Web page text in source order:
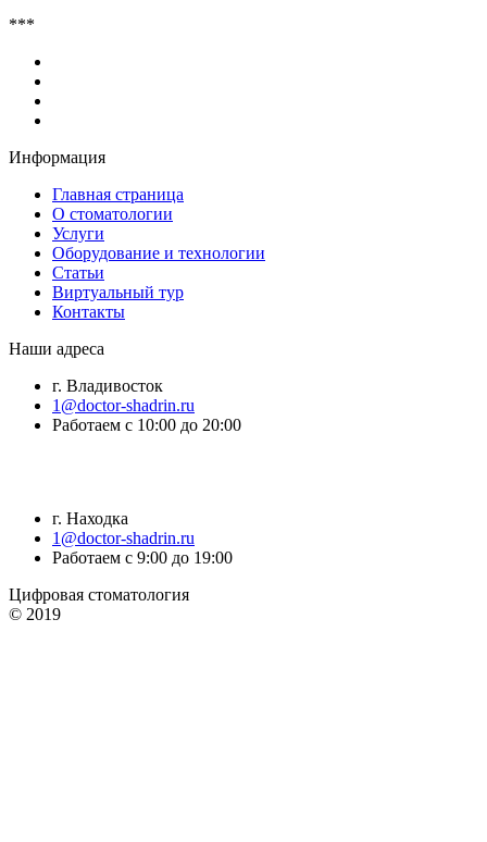
***
Информация
Главная страница
О стоматологии
Услуги
Оборудование и технологии
Статьи
Виртуальный тур
Контакты
Наши адреса
г. Владивосток
1@doctor-shadrin.ru
Работаем с 10:00 до 20:00
г. Находка
1@doctor-shadrin.ru
Работаем с 9:00 до 19:00
Цифровая стоматология
© 2019